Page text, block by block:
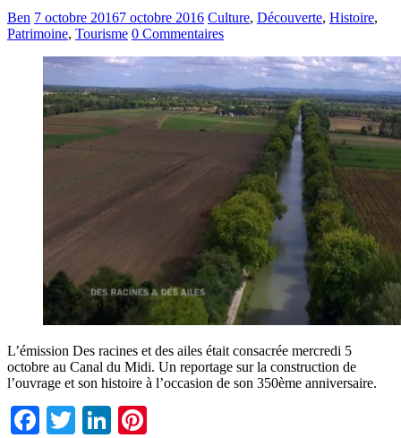
Ben 7 octobre 20167 octobre 2016 Culture, Découverte, Histoire,
Patrimoine, Tourisme 0 Commentaires
L’émission Des racines et des ailes était consacrée mercredi 5
octobre au Canal du Midi. Un reportage sur la construction de
l’ouvrage et son histoire à l’occasion de son 350ème anniversaire.
Facebook
TwitterLinkedIn